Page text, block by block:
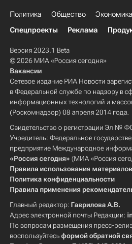
Политика Общество Экономика
Спецпроекты
Реклама
Версия 2023.1 Beta
© 2026 МИА «Россия сегодня»
Вакансии
Сетевое издание РИА Новости
в Федеральной службе по надзору в
информационных технологий и
(Роскомнадзор) 08 апреля 2014 года.
Свидетельство о регистрации Эл №
Учредитель: Федеральное
предприятие Международное
«Россия сегодня» (МИА «Россия
Правила использования материалов
Политика конфиденциальности
Правила применения
Главный редактор: Гаврилова А.В.
Адрес электронной почты Редакции:
По вопросам размещения пресс-
воспользуйтесьформой обратной